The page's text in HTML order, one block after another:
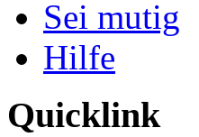
Sei mutig
Hilfe
Quicklink